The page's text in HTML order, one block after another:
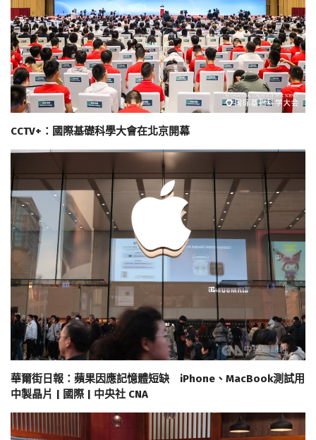
CCTV+：國際基礎科學大會在北京開幕
華爾街日報：蘋果因應記憶體短缺 iPhone、MacBook測試用
中製晶片 | 國際 | 中央社 CNA